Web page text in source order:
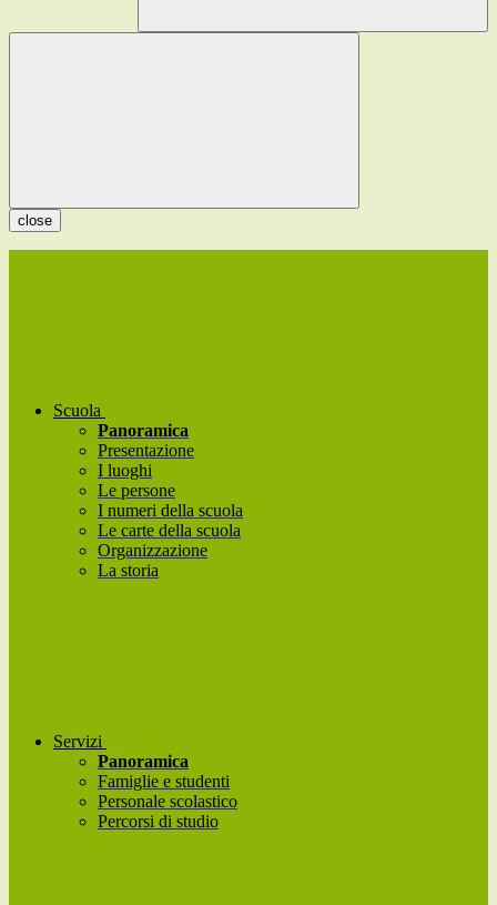
close
Scuola
Panoramica
Presentazione
I luoghi
Le persone
I numeri della scuola
Le carte della scuola
Organizzazione
La storia
Servizi
Panoramica
Famiglie e studenti
Personale scolastico
Percorsi di studio